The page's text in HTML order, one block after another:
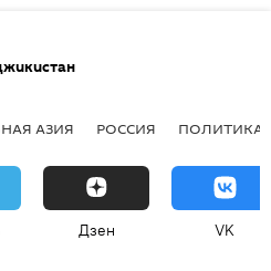
АЗИЯ РОССИЯ ПОЛИТИКА
Дзен VK